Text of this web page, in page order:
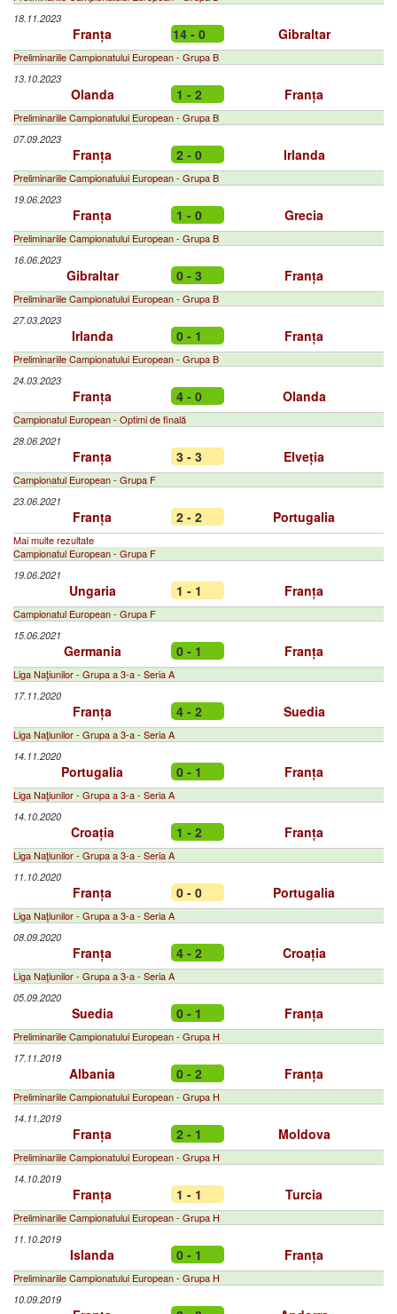
18.11.2023
Franța 14 - 0 Gibraltar
Preliminariile Campionatului European - Grupa B
13.10.2023
Olanda 1 - 2 Franța
Preliminariile Campionatului European - Grupa B
07.09.2023
Franța 2 - 0 Irlanda
Preliminariile Campionatului European - Grupa B
19.06.2023
Franța 1 - 0 Grecia
Preliminariile Campionatului European - Grupa B
16.06.2023
Gibraltar 0 - 3 Franța
Preliminariile Campionatului European - Grupa B
27.03.2023
Irlanda 0 - 1 Franța
Preliminariile Campionatului European - Grupa B
24.03.2023
Franța 4 - 0 Olanda
Campionatul European - Optimi de finală
28.06.2021
Franța 3 - 3 Elveția
Campionatul European - Grupa F
23.06.2021
Franța 2 - 2 Portugalia
Mai multe rezultate
Campionatul European - Grupa F
19.06.2021
Ungaria 1 - 1 Franța
Campionatul European - Grupa F
15.06.2021
Germania 0 - 1 Franța
Liga Naţiunilor - Grupa a 3-a - Seria A
17.11.2020
Franța 4 - 2 Suedia
Liga Naţiunilor - Grupa a 3-a - Seria A
14.11.2020
Portugalia 0 - 1 Franța
Liga Naţiunilor - Grupa a 3-a - Seria A
14.10.2020
Croația 1 - 2 Franța
Liga Naţiunilor - Grupa a 3-a - Seria A
11.10.2020
Franța 0 - 0 Portugalia
Liga Naţiunilor - Grupa a 3-a - Seria A
08.09.2020
Franța 4 - 2 Croația
Liga Naţiunilor - Grupa a 3-a - Seria A
05.09.2020
Suedia 0 - 1 Franța
Preliminariile Campionatului European - Grupa H
17.11.2019
Albania 0 - 2 Franța
Preliminariile Campionatului European - Grupa H
14.11.2019
Franța 2 - 1 Moldova
Preliminariile Campionatului European - Grupa H
14.10.2019
Franța 1 - 1 Turcia
Preliminariile Campionatului European - Grupa H
11.10.2019
Islanda 0 - 1 Franța
Preliminariile Campionatului European - Grupa H
10.09.2019